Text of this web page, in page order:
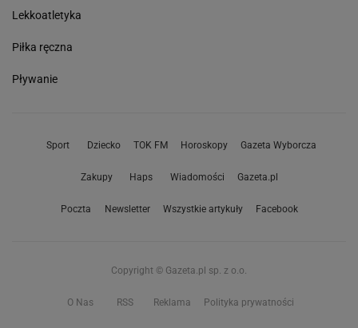
Lekkoatletyka
Piłka ręczna
Pływanie
Sport Dziecko TOK FM Horoskopy Gazeta Wyborcza
Zakupy Haps Wiadomości Gazeta.pl
Poczta Newsletter Wszystkie artykuły Facebook
Copyright © Gazeta.pl sp. z o.o.
O Nas RSS Reklama Polityka prywatności